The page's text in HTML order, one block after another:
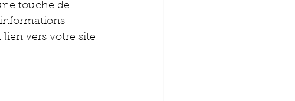
touche de
vers votre site